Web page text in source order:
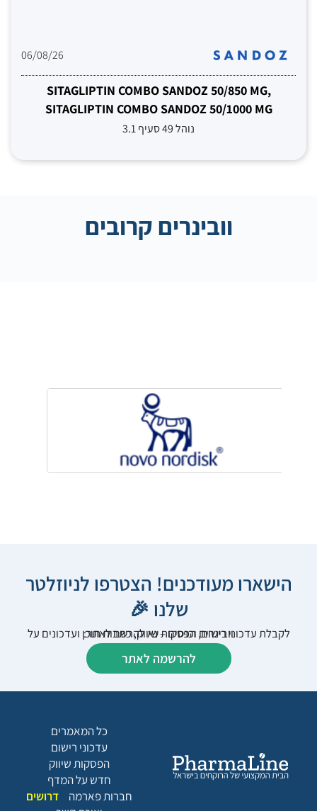
06/08/26
SITAGLIPTIN COMBO SANDOZ 50/850 MG,
SITAGLIPTIN COMBO SANDOZ 50/1000 MG
נוהל 49 סעיף 3.1
וובינרים קרובים
הישארו מעודכנים! הצטרפו לניוזלטר
שלנו 🎉
לקבלת עדכוני רישום, הפסקות שיווק, כתבות תוכן ועדכונים על וובינרים וכנסים – נא להרשם לאתר:
להרשמה לאתר
כל המאמרים
עדכוני רישום
הפסקות שיווק
חדש על המדף
חברות פארמה
דרושים